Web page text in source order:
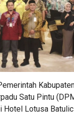
Satu Pintu
Lotusa